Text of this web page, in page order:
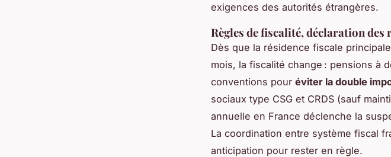
exigences des autorités étrangères.
Règles de fiscalité, déclaration
Dès que la résidence fiscale
mois, la fiscalité change : pensions à
conventions pour éviter la double
sociaux type CSG et CRDS (sauf
annuelle en France déclenche la
La coordination entre système fiscal
anticipation pour rester en règle.